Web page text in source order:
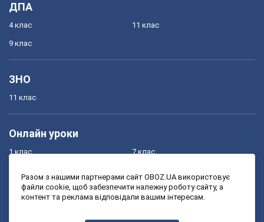
ДПА
4 клас
9 клас
11 клас
ЗНО
11 клас
Онлайн уроки
1 клас
3 клас
7 клас
9 клас
Разом з нашими партнерами сайт OBOZ.UA використовує
файли cookie, щоб забезпечити належну роботу сайту, а
контент та реклама відповідали вашим інтересам.